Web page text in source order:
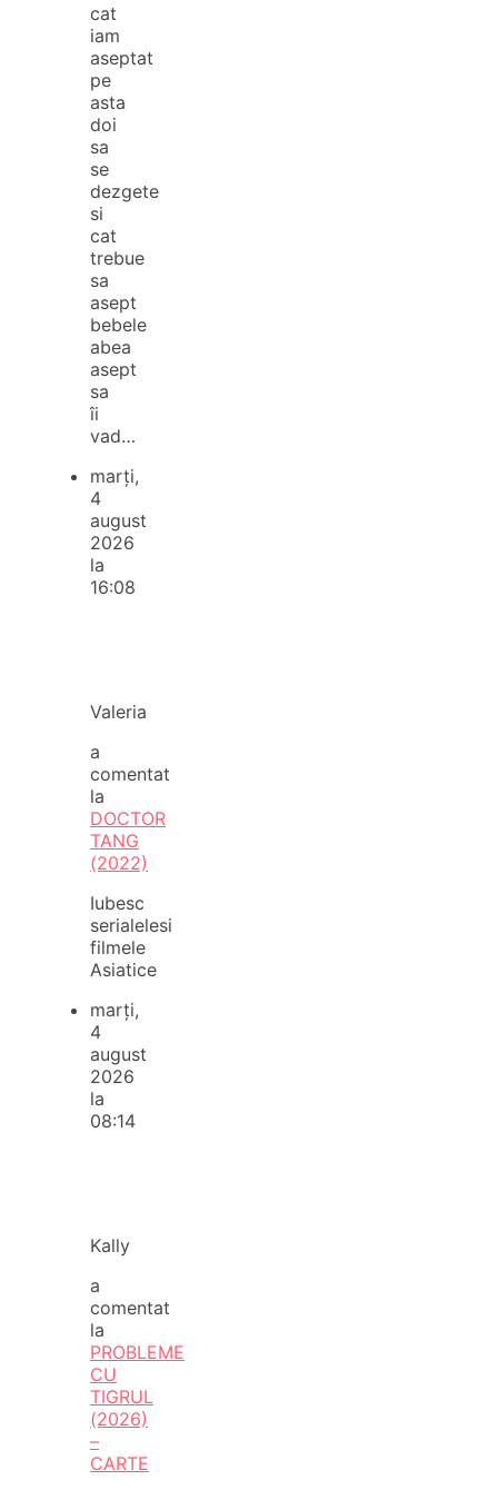
cat
iam
aseptat
pe
asta
doi
sa
se
dezgete
si
cat
trebue
sa
asept
bebele
abea
asept
sa
îi
vad…
marți,
4
august
2026
la
16:08
Valeria
a
comentat
la
DOCTOR
TANG
(2022)
Iubesc
serialelesi
filmele
Asiatice
marți,
4
august
2026
la
08:14
Kally
a
comentat
la
PROBLEME
CU
TIGRUL
(2026)
–
CARTE